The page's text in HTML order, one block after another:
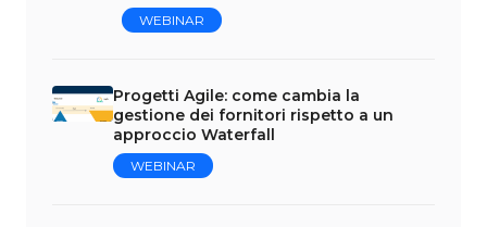
WEBINAR
Progetti Agile: come cambia la
gestione dei fornitori rispetto a un
approccio Waterfall
WEBINAR